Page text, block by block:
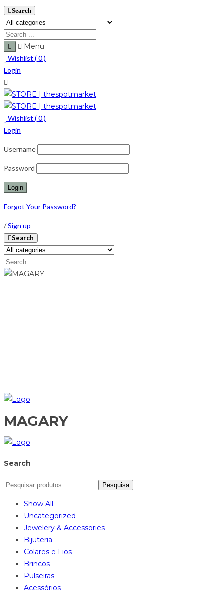
Search
Menu
Wishlist (0)
Login
Wishlist (0)
Login
Username
Password
Forgot Your Password?
/Sign up
Search
MAGARY
Search
Pesquisa
Show All
Uncategorized
Jewelery & Accessories
Bijuteria
Colares e Fios
Brincos
Pulseiras
Acessórios